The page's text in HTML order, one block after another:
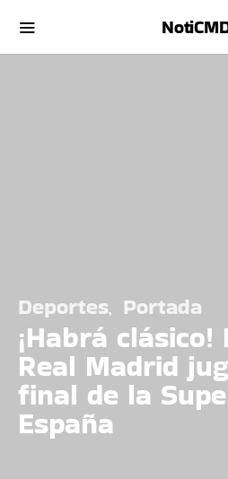
Deportes Portada
¡Habrá
Real Madrid
final de la
España